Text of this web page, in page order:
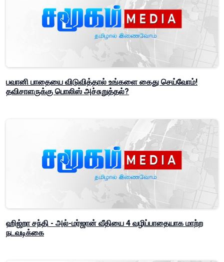
பவானி பாதையை விடுவித்தால் உங்களை கைது செய்வோம்!
தவிசாளருக்கு பொலிஸ் அச்சுறுத்தல்?
ஹிஜ்றா சந்தி - அல்-மர்ஜான் வீதியை 4 வழிப்பாதையாக மாற்ற
நடவடிக்கை